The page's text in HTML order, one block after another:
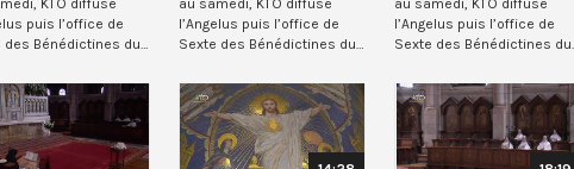
KTO diffuse
puis l’office de
des Bénédictines du
au samedi, KTO diffuse
l’Angelus puis l’office de
Sexte des Bénédictines du
au samedi, KTO diffuse
l’Angelus puis l’office de
Sexte des Bénédictines du